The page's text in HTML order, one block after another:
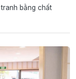
bằng chất